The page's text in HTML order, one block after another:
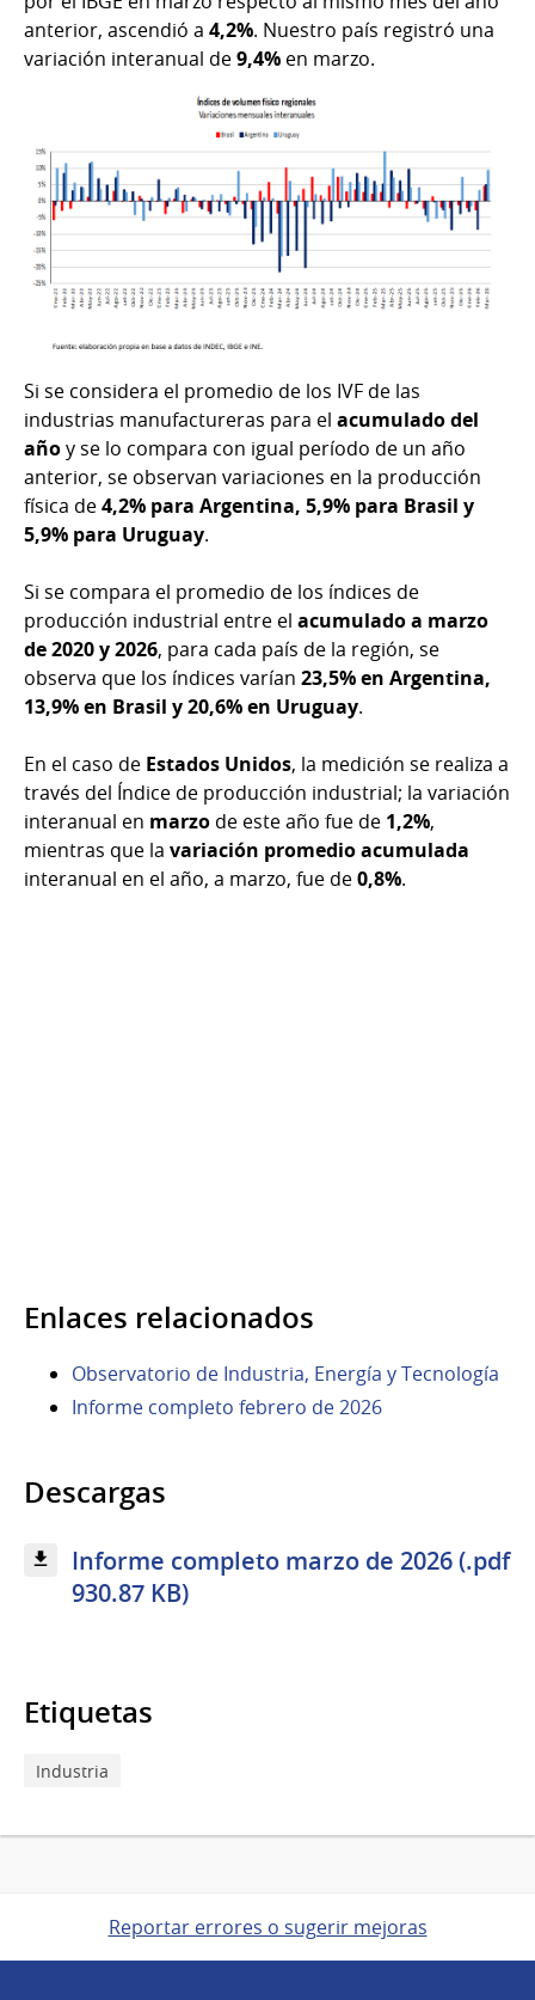
anterior, ascendió a 4,2%. Nuestro país registró una
variación interanual de9,4% en marzo.
Si se considera el promedio de los IVF de las
industrias manufactureras para el acumulado del
añoy se lo compara con igual período de un año
anterior, se observan variaciones en la producción
física de4,2% para Argentina, 5,9% para Brasil y
5,9% para Uruguay.
Si se compara el promedio de los índices de
producción industrial entre el acumulado a marzo
de 2020 y 2026, para cada país de la región, se
observa que los índices varían 23,5% en Argentina,
13,9% en Brasil y 20,6% en Uruguay.
En el caso de Estados Unidos, la medición se realiza a
través del Índice de producción industrial; la variación
interanual en marzo de este año fue de 1,2%,
mientras que la variación promedio acumulada
interanual en el año, a marzo, fue de0,8%.
Enlaces relacionados
Observatorio de Industria, Energía y Tecnología
Informe completo febrero de 2026
Descargas
Informe completo marzo de 2026 (.pdf
930.87 KB)
Etiquetas
Industria
Reportar errores o sugerir mejoras